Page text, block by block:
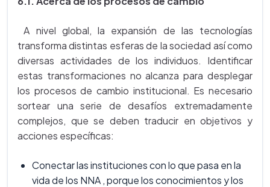
A nivel global, la expansión de las tecnologías
transforma distintas esferas de la sociedad así como
diversas actividades de los individuos. Identificar
estas transformaciones no alcanza para desplegar
los procesos de cambio institucional. Es necesario
sortear una serie de desafíos extremadamente
complejos, que se deben traducir en objetivos y
acciones específicas:
Conectar las instituciones con lo que pasa en la
vida de los NNA , porque los conocimientos y los